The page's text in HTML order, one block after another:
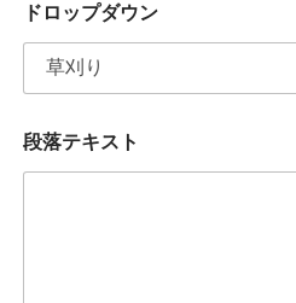
前
メ
ド
レ
ス
ドロップダウン
段落テキスト